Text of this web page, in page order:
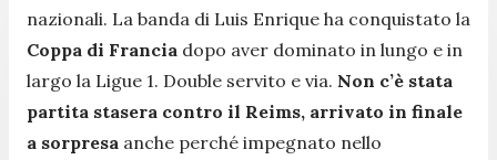
nazionali. La banda di Luis Enrique ha conquistato la
Coppa di Francia dopo aver dominato in lungo e in
largo la Ligue 1. Double servito e via. Non c’è stata
partita stasera contro il Reims, arrivato in finale
a sorpresa anche perché impegnato nello